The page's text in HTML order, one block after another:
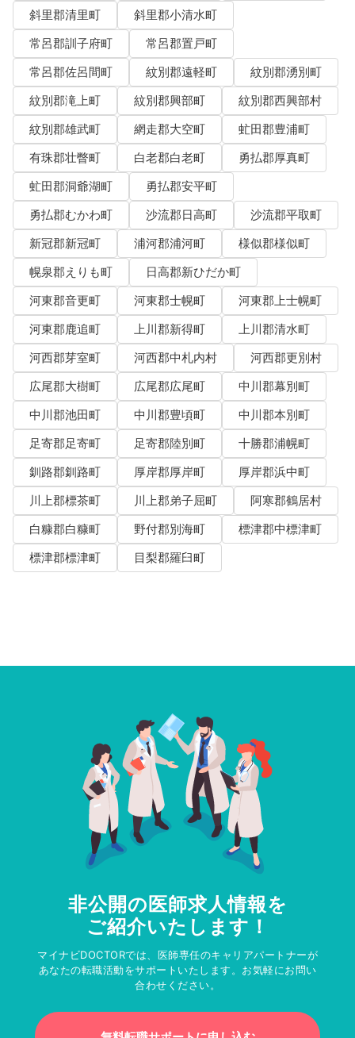
斜里郡清里町
斜里郡小清水町
常呂郡訓子府町
常呂郡置戸町
常呂郡佐呂間町
紋別郡遠軽町
紋別郡湧別町
紋別郡滝上町
紋別郡興部町
紋別郡西興部村
紋別郡雄武町
網走郡大空町
虻田郡豊浦町
有珠郡壮瞥町
白老郡白老町
勇払郡厚真町
虻田郡洞爺湖町
勇払郡安平町
勇払郡むかわ町
沙流郡日高町
沙流郡平取町
新冠郡新冠町
浦河郡浦河町
様似郡様似町
幌泉郡えりも町
日高郡新ひだか町
河東郡音更町
河東郡士幌町
河東郡上士幌町
河東郡鹿追町
上川郡新得町
上川郡清水町
河西郡芽室町
河西郡中札内村
河西郡更別村
広尾郡大樹町
広尾郡広尾町
中川郡幕別町
中川郡池田町
中川郡豊頃町
中川郡本別町
足寄郡足寄町
足寄郡陸別町
十勝郡浦幌町
釧路郡釧路町
厚岸郡厚岸町
厚岸郡浜中町
川上郡標茶町
川上郡弟子屈町
阿寒郡鶴居村
白糠郡白糠町
野付郡別海町
標津郡中標津町
標津郡標津町
目梨郡羅臼町
非公開の医師求人情報を
ご紹介いたします！
マイナビDOCTORでは、医師専任のキャリアパートナーが
あなたの転職活動をサポートいたします。お気軽にお問い
合わせください。